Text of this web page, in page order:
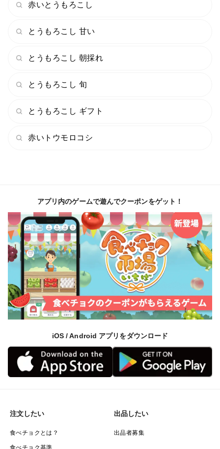
赤いとうもろこし
とうもろこし 甘い
とうもろこし 朝採れ
とうもろこし 旬
とうもろこし ギフト
赤いトウモロコシ
アプリ内のゲームで遊んでクーポンをゲット！
iOS / Android アプリをダウンロード
注文したい
食べチョクとは？
食べチョク基準
出品したい
出品者募集